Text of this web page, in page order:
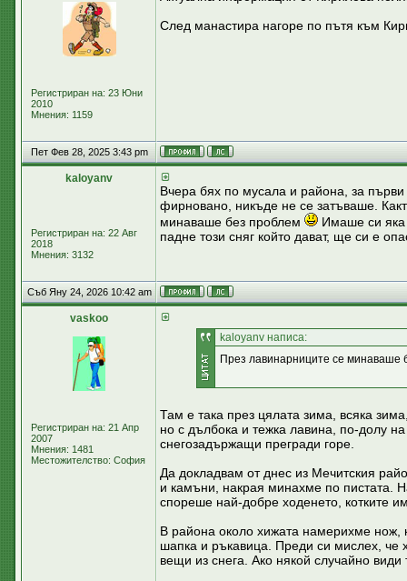
Регистриран на: 23 Юни
2010
Мнения: 1159
След манастира нагоре по пътя към
Пет Фев 28, 2025 3:43 pm
kaloyanv
Регистриран на: 22 Авг
2018
Мнения: 3132
Вчера бях по мусала и района, за първи
фирновано, никъде не се затъваше.
минаваше без проблем
Имаше си яка
падне този сняг който дават, ще си е
Съб Яну 24, 2026 10:42 am
vaskoo
Регистриран на: 21 Апр
2007
Мнения: 1481
Местожителство: София
kaloyanv написа:
През лавинарниците се минаваше
Там е така през цялата зима, всяка
но с дълбока и тежка лавина, по-долу
снегозадържащи прегради горе.
Да докладвам от днес из Мечитския
и камъни, накрая минахме по пистата.
спореше най-добре ходенето, котките
В района около хижата намерихме нож,
шапка и ръкавица. Преди си мислех, че
вещи из снега. Ако някой случайно